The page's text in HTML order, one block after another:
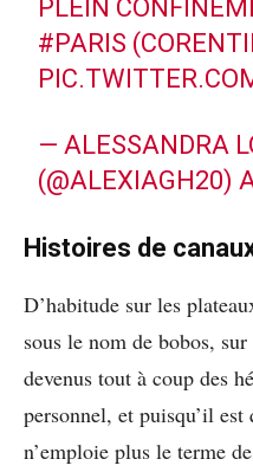
PLEIN
#PARIS
— ALESSANDRA
(@ALEXIAGH20)
Histoires de
D’habitude sur les
sous le nom de bobos,
devenus tout à coup des
personnel, et puisqu’il
n’emploie plus le terme